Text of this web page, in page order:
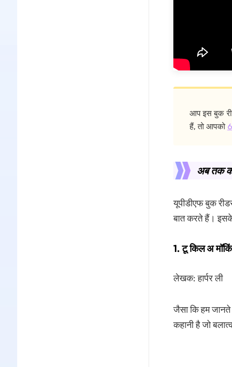
आप इस बुक
हैं, तो आपको
अब तक
यूपीडीएफ बुक
बात करते हैं। इसके
1. टू किल अ
लेखक: हार्पर ली
जैसा कि हम जानते
कहानी है जो